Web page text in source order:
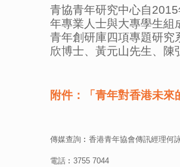
青協青年研究中心自
年專業人士與大專學生組
青年創研庫四項專題研究
欣博士、黃元山先生、陳
附件：「青年對香港未來
傳媒查詢︰香港青年協會傳訊經理何
電話︰3755 7044